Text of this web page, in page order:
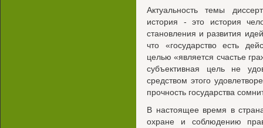
Актуальность темы
история - это история
становления и развития
что «государство есть
целью «является счастье
субъективная цель не
средством этого
прочность государства
В настоящее время в
охране и соблюдению